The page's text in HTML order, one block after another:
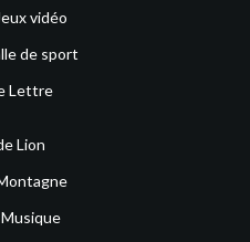
vidéo
de sport
Lettre
Lion